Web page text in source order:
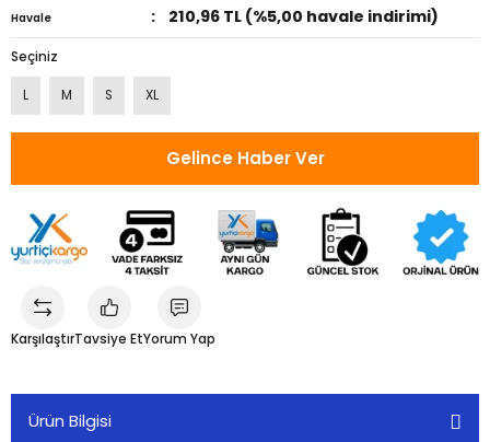
Havale
210,96 TL (%5,00 havale indirimi)
Seçiniz
L M S XL
Gelince Haber Ver
KarşılaştırTavsiye EtYorum Yap
Ürün Bilgisi